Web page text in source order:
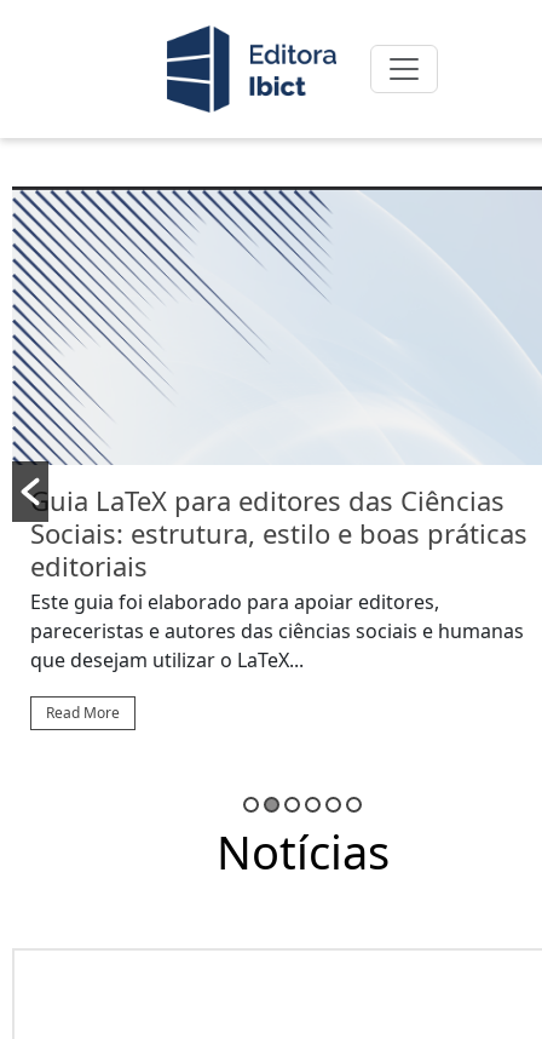
Guia LaTeX para editores das Ciências
Sociais: estrutura, estilo e boas práticas
editoriais
Este guia foi elaborado para apoiar editores,
pareceristas e autores das ciências sociais e humanas
que desejam utilizar o LaTeX...
Read More
Notícias